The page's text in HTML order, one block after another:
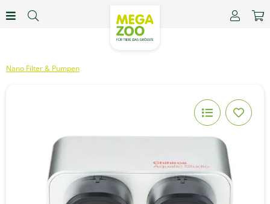
Nano Filter & Pumpen